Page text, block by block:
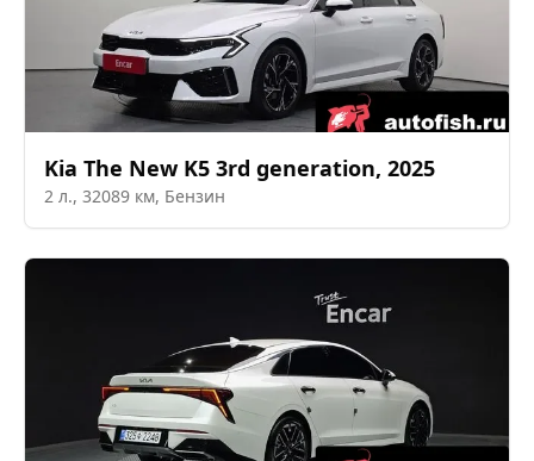
Kia The New K5 3rd generation, 2025
2 л., 32089 км, Бензин